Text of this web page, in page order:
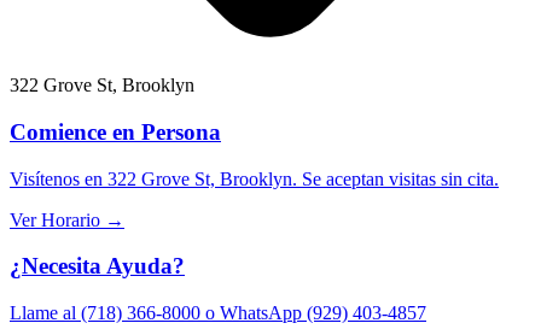
322 Grove St, Brooklyn
Comience en Persona
Visítenos en 322 Grove St, Brooklyn. Se aceptan visitas sin cita.
Ver Horario →
¿Necesita Ayuda?
Llame al (718) 366-8000 o WhatsApp (929) 403-4857